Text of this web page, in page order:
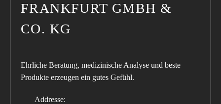
FRANKFURT GMBH &
CO. KG
Ehrliche Beratung, medizinische Analyse und beste
Produkte erzeugen ein gutes Gefühl.
Addresse: